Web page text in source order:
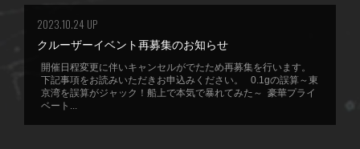
2023.10.24 UP
クルーザーイベント再募集のお知らせ
開催日程変更に伴いキャンセルがでたため再募集を行います。
下記事項をお読みいただきお申込みください。 0.1gの誤算～東
京湾を誤算がジャック！船上で本気で暴れてみた～ 豪華プライ
ベート...